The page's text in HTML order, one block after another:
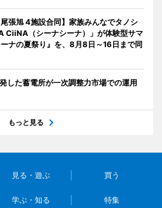
尾張旭 4施設合同】家族みんなでタノシ
CiiNA（シーナシーナ）」が体験型サマ
ナの夏祭り』を、8月8日～16日まで同
した蓄電所が一次調整力市場での運用
もっと見る
見る・遊ぶ 買う
学ぶ・知る 特集